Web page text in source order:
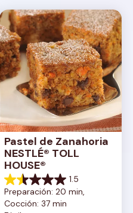
Pastel de Zanahoria
NESTLÉ® TOLL
HOUSE®
1.5
1.5
de
5
Preparación: 20 min,
Cocción: 37 min